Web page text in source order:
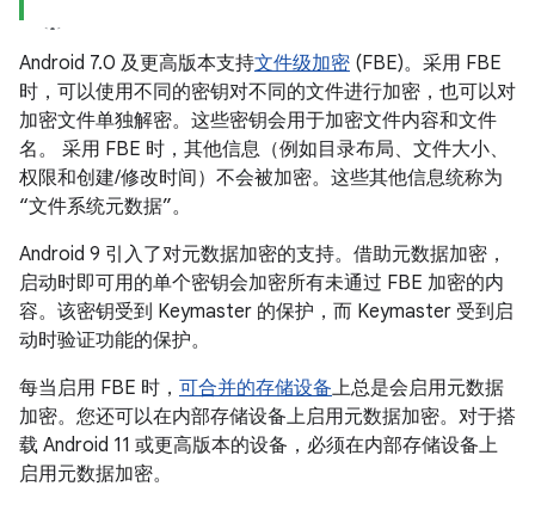
Android 7.0 及更高版本支持文件级加密 (FBE)。采用 FBE
时，可以使用不同的密钥对不同的文件进行加密，也可以对
加密文件单独解密。这些密钥会用于加密文件内容和文件
名。 采用 FBE 时，其他信息（例如目录布局、文件大小、
权限和创建/修改时间）不会被加密。这些其他信息统称为
“文件系统元数据”。
Android 9 引入了对元数据加密的支持。借助元数据加密，
启动时即可用的单个密钥会加密所有未通过 FBE 加密的内
容。该密钥受到 Keymaster 的保护，而 Keymaster 受到启
动时验证功能的保护。
每当启用 FBE 时， 可合并的存储设备上总是会启用元数据
加密。您还可以在内部存储设备上启用元数据加密。对于搭
载 Android 11 或更高版本的设备，必须在内部存储设备上
启用元数据加密。